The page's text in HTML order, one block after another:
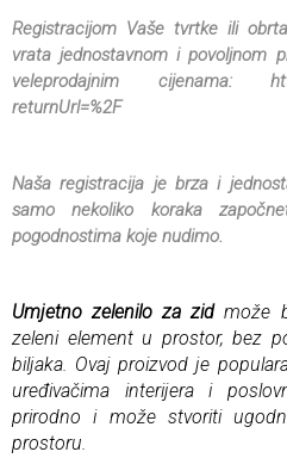
Registracijom Vaše tvrtke ili
vrata jednostavnom i povoljnom
veleprodajnim cijenama:
returnUrl=%2F
Naša registracija je brza i
samo nekoliko koraka
pogodnostima koje nudimo.
Umjetno zelenilo za zidmože
zeleni element u prostor, bez
biljaka. Ovaj proizvod je
uređivačima interijera i
prirodno i može stvoriti
prostoru.